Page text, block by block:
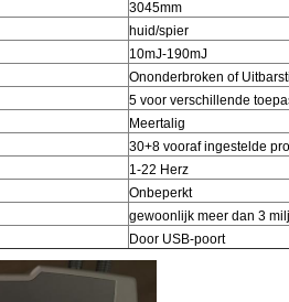
3045mm
huid/spier
10mJ-190mJ
Ononderbroken of
5 voor verschillende
Meertalig
30+8 vooraf ingestelde
1-22 Herz
Onbeperkt
gewoonlijk meer dan 3
Door USB-poort